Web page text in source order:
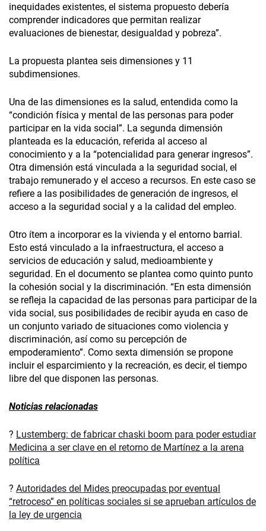
inequidades existentes, el sistema propuesto debería
comprender indicadores que permitan realizar
evaluaciones de bienestar, desigualdad y pobreza”.
La propuesta plantea seis dimensiones y 11
subdimensiones.
Una de las dimensiones es la salud, entendida como la
“condición física y mental de las personas para poder
participar en la vida social”. La segunda dimensión
planteada es la educación, referida al acceso al
conocimiento y a la “potencialidad para generar ingresos”.
Otra dimensión está vinculada a la seguridad social, el
trabajo remunerado y el acceso a recursos. En este caso se
refiere a las posibilidades de generación de ingresos, el
acceso a la seguridad social y a la calidad del empleo.
Otro ítem a incorporar es la vivienda y el entorno barrial.
Esto está vinculado a la infraestructura, el acceso a
servicios de educación y salud, medioambiente y
seguridad. En el documento se plantea como quinto punto
la cohesión social y la discriminación. “En esta dimensión
se refleja la capacidad de las personas para participar de la
vida social, sus posibilidades de recibir ayuda en caso de
un conjunto variado de situaciones como violencia y
discriminación, así como su percepción de
empoderamiento”. Como sexta dimensión se propone
incluir el esparcimiento y la recreación, es decir, el tiempo
libre del que disponen las personas.
Noticias relacionadas
? Lustemberg: de fabricar chaski boom para poder estudiar
Medicina a ser clave en el retorno de Martínez a la arena
política
? Autoridades del Mides preocupadas por eventual
“retroceso” en políticas sociales si se aprueban artículos de
la ley de urgencia